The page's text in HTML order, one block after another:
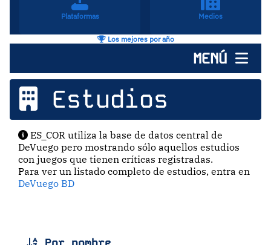
Plataformas Medios
Los mejores por año
MENÚ
Estudios
ES_COR utiliza la base de datos central de
DeVuego pero mostrando sólo aquellos estudios
con juegos que tienen críticas registradas.
Para ver un listado completo de estudios, entra en
DeVuego BD